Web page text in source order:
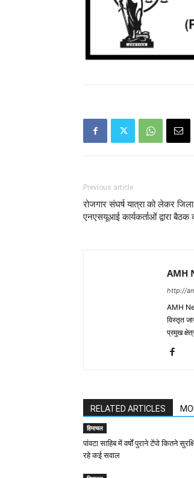
Previous article
रोजगार संघर्ष यात्रा को लेकर
एनएसयूआई कार्यकर्ताओं द्वारा
AMH
http://
AMH
विस्तृत
प्रमुख
RELATED ARTICLES
हिमाचल
पांवटा साहिब में वर्षों पुराने टेंपो कितने
रहे कई सवाल